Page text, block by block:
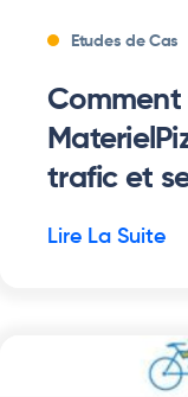
Etudes de Cas
trafic et
Lire La Suite